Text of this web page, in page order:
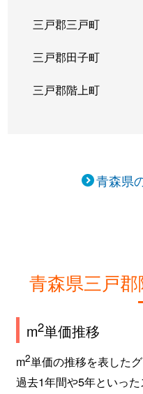
三戸郡三戸町
三戸郡田子町
三戸郡階上町
青森県
青森県三戸
m2単価推移
m2単価の推移を表したグ
過去1年間や5年といっ